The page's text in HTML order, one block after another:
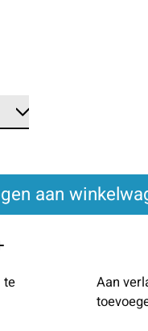
aan
te
Aan